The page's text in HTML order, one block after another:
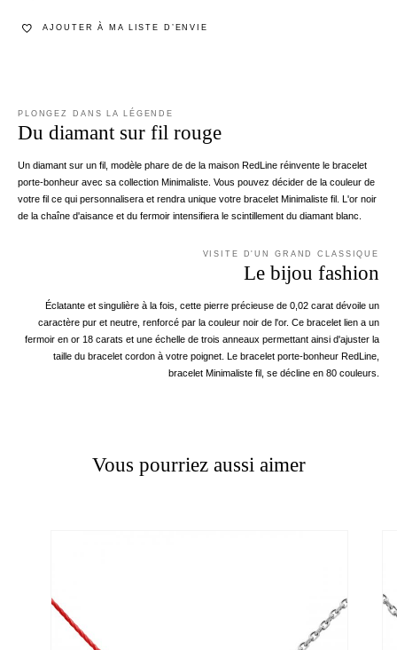
AJOUTER À MA LISTE D’ENVIE
PLONGEZ DANS LA LÉGENDE
Du diamant sur fil rouge
Un diamant sur un fil, modèle phare de de la maison RedLine réinvente le bracelet
porte-bonheur avec sa collection Minimaliste. Vous pouvez décider de la couleur de
votre fil ce qui personnalisera et rendra unique votre bracelet Minimaliste fil. L'or noir
de la chaîne d'aisance et du fermoir intensifiera le scintillement du diamant blanc.
VISITE D'UN GRAND CLASSIQUE
Le bijou fashion
Éclatante et singulière à la fois, cette pierre précieuse de 0,02 carat dévoile un
caractère pur et neutre, renforcé par la couleur noir de l'or. Ce bracelet lien a un
fermoir en or 18 carats et une échelle de trois anneaux permettant ainsi d'ajuster la
taille du bracelet cordon à votre poignet. Le bracelet porte-bonheur RedLine,
bracelet Minimaliste fil, se décline en 80 couleurs.
Vous pourriez aussi aimer